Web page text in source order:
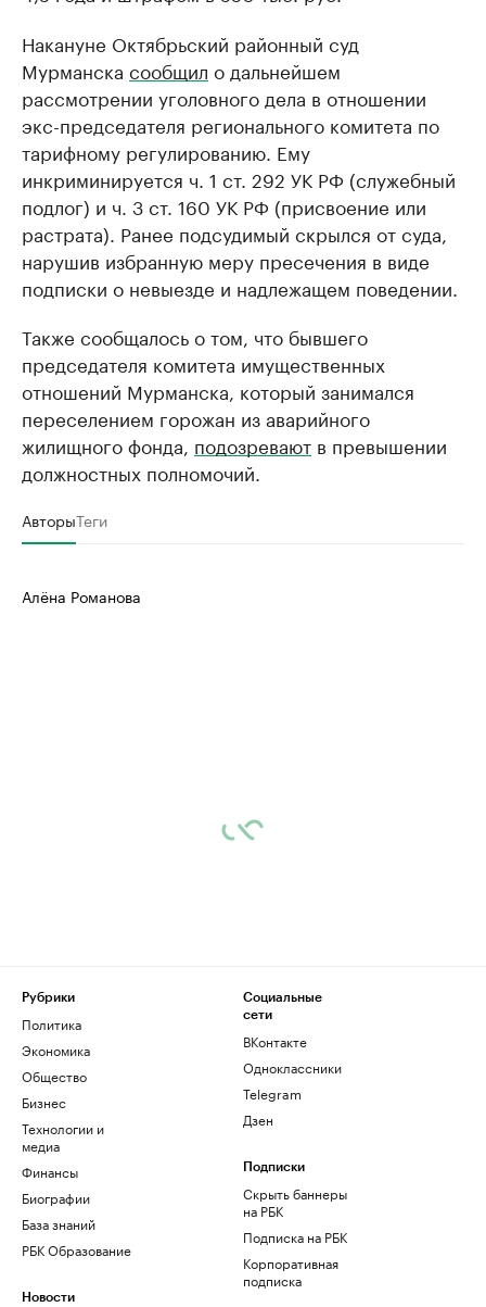
Накануне Октябрьский районный суд
Мурманска сообщил о дальнейшем
рассмотрении уголовного дела в отношении
экс-председателя регионального комитета по
тарифному регулированию. Ему
инкриминируется ч. 1 ст. 292 УК РФ (служебный
подлог) и ч. 3 ст. 160 УК РФ (присвоение или
растрата). Ранее подсудимый скрылся от суда,
нарушив избранную меру пресечения в виде
подписки о невыезде и надлежащем поведении.
Также сообщалось о том, что бывшего
председателя комитета имущественных
отношений Мурманска, который занимался
переселением горожан из аварийного
жилищного фонда, подозревают в превышении
должностных полномочий.
АвторыТеги
Алёна Романова
Рубрики
Политика
Экономика
Общество
Бизнес
Технологии и
медиа
Финансы
Биографии
База знаний
РБК Образование
Новости
Социальные
сети
ВКонтакте
Одноклассники
Telegram
Дзен
Подписки
Скрыть баннеры
на РБК
Подписка на РБК
Корпоративная
подписка